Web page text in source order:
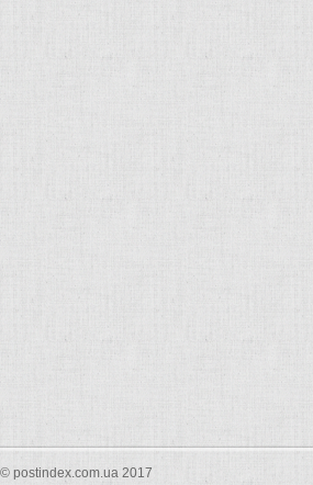
© postindex.com.ua 2017